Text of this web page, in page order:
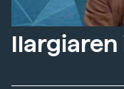
Ilargiaren